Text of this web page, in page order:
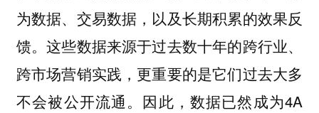
为数据、交易数据，以及长期积累的效果反
馈。这些数据来源于过去数十年的跨行业、
跨市场营销实践，更重要的是它们过去大多
不会被公开流通。因此，数据已然成为4A